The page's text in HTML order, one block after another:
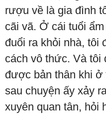
rượu về là gia đình
cãi vã. Ở cái tuổi
đuổi ra khỏi nhà, tôi
cách vô thức. Và tôi
được bản thân khi ở
sau chuyện ấy xảy
xuyên quan tân,